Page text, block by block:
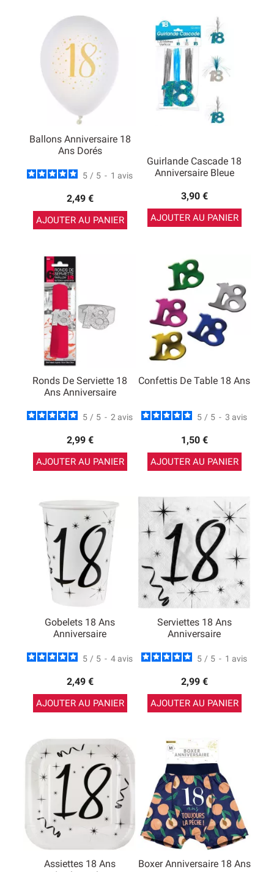
Ballons Anniversaire 18
Ans Dorés
5 / 5 - 1 avis
2,49 €
AJOUTER AU PANIER
Guirlande Cascade 18
Anniversaire Bleue
3,90 €
AJOUTER AU PANIER
Ronds De Serviette 18
Ans Anniversaire
5 / 5 - 2 avis
2,99 €
AJOUTER AU PANIER
Confettis De Table 18 Ans
5 / 5 - 3 avis
1,50 €
AJOUTER AU PANIER
Gobelets 18 Ans
Anniversaire
5 / 5 - 4 avis
2,49 €
AJOUTER AU PANIER
Serviettes 18 Ans
Anniversaire
5 / 5 - 1 avis
2,99 €
AJOUTER AU PANIER
Assiettes 18 Ans
Boxer Anniversaire 18 Ans